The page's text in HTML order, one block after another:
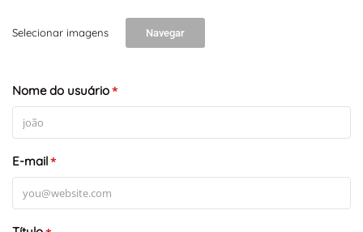
+-
Selecionar imagens Navegar
Nome do usuário*
E-mail*